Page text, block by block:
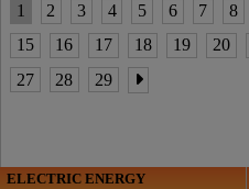
1 2 3 4 5 6 7 8
15
16 17 18 19 20
27
28 29
ELECTRIC ENERGY